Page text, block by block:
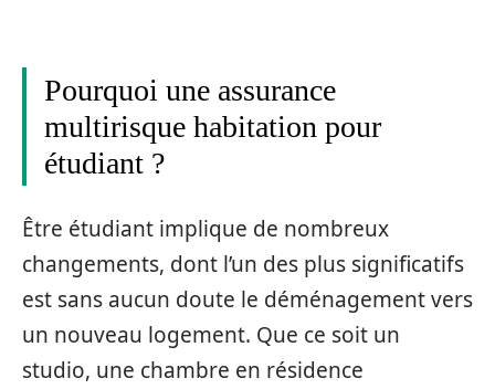
Pourquoi une assurance
multirisque habitation pour
étudiant ?
Être étudiant implique de nombreux
changements, dont l’un des plus significatifs
est sans aucun doute le déménagement vers
un nouveau logement. Que ce soit un
studio, une chambre en résidence